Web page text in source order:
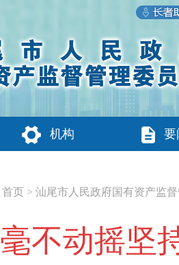
机构 要
首页 > 汕尾市人民政府国有资产监
毫不动摇坚